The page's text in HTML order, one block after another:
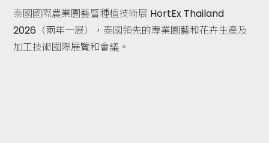
泰國國際農業園藝暨種植技術展 HortEx Thailand
2026（兩年一展），泰國領先的專業園藝和花卉生產及
加工技術國際展覽和會議。